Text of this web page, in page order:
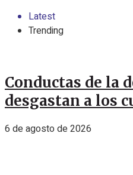
Latest
Trending
Conductas de la
desgastan a los
6 de agosto de 2026